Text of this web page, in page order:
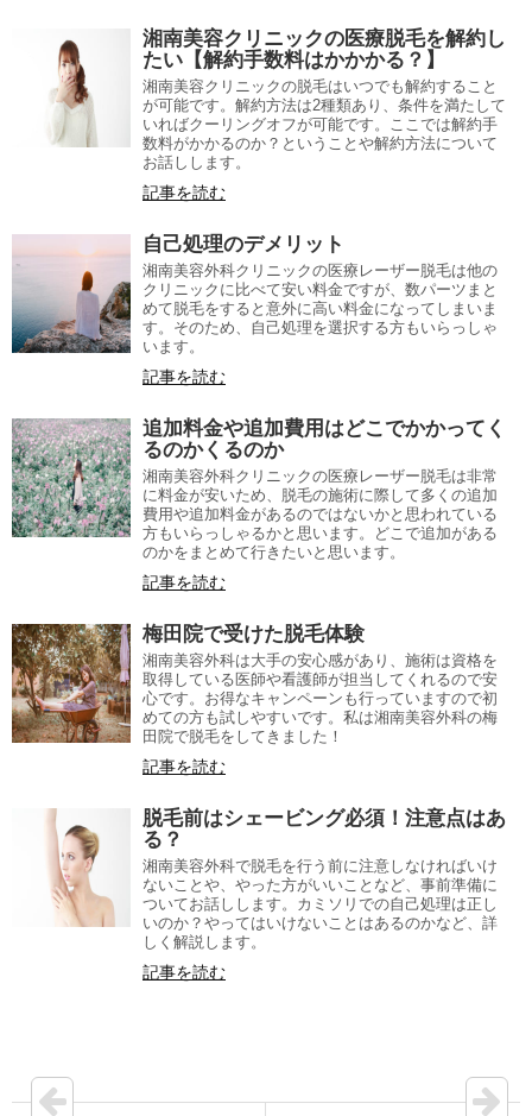
湘南美容クリニックの医療脱毛を解約し
たい【解約手数料はかかかる？】
湘南美容クリニックの脱毛はいつでも解約すること
が可能です。解約方法は2種類あり、条件を満たして
いればクーリングオフが可能です。ここでは解約手
数料がかかるのか？ということや解約方法について
お話しします。
記事を読む
自己処理のデメリット
湘南美容外科クリニックの医療レーザー脱毛は他の
クリニックに比べて安い料金ですが、数パーツまと
めて脱毛をすると意外に高い料金になってしまいま
す。そのため、自己処理を選択する方もいらっしゃ
います。
記事を読む
追加料金や追加費用はどこでかかってく
るのかくるのか
湘南美容外科クリニックの医療レーザー脱毛は非常
に料金が安いため、脱毛の施術に際して多くの追加
費用や追加料金があるのではないかと思われている
方もいらっしゃるかと思います。どこで追加がある
のかをまとめて行きたいと思います。
記事を読む
梅田院で受けた脱毛体験
湘南美容外科は大手の安心感があり、施術は資格を
取得している医師や看護師が担当してくれるので安
心です。お得なキャンペーンも行っていますので初
めての方も試しやすいです。私は湘南美容外科の梅
田院で脱毛をしてきました！
記事を読む
脱毛前はシェービング必須！注意点はあ
る？
湘南美容外科で脱毛を行う前に注意しなければいけ
ないことや、やった方がいいことなど、事前準備に
ついてお話しします。カミソリでの自己処理は正し
いのか？やってはいけないことはあるのかなど、詳
しく解説します。
記事を読む